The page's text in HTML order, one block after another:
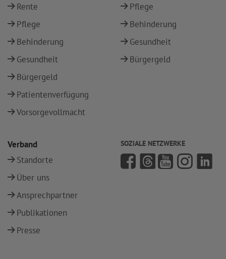
Rente
Pflege
Behinderung
Gesundheit
Bürgergeld
Patientenverfügung
Vorsorgevollmacht
Pflege
Behinderung
Gesundheit
Bürgergeld
Verband
Standorte
Über uns
Ansprechpartner
Publikationen
Presse
SOZIALE NETZWERKE